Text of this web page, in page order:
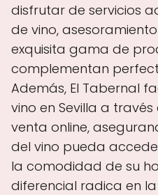
disfrutar de servicios
de vino,
exquisita gama de
complementan
Además, El Tabernal
vino en Sevilla a
venta online,
del vino pueda
la comodidad de su
diferencial radica en